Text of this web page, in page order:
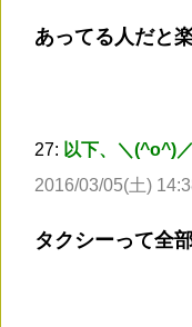
あってる人だと
27: 以下、＼(^o^)
2016/03/05(土)
タクシーって全